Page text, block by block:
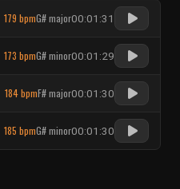
179 bpmG# major00:01:31
173 bpmG# minor00:01:29
184 bpmF# major00:01:30
185 bpmG# minor00:01:30